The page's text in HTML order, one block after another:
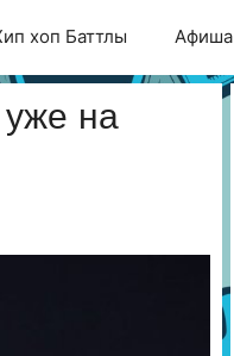
хоп Баттлы Афиша
уже на